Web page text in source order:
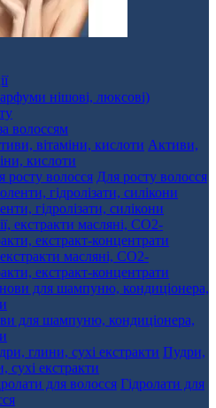
нішові, люксові)
волоссям
Активи,
кислоти
Для росту волосся
гідролізати, силікони
масляні, СО2-
екстракт-концентрати
для шампуню, кондиціонера,
Пудри,
сухі екстракти
Гідролати для